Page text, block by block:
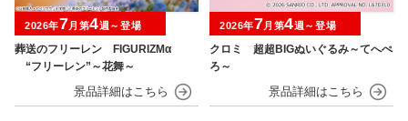
葬送のフリーレン FIGURIZMα
“フリーレン”～花舞～
2026年7月第4週～登場
クロミ 超超BIGぬいぐるみ～てへぺ
ろ～
2026年7月第4週～登場